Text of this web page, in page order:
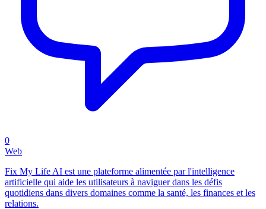
0
Web
Fix My Life AI est une plateforme alimentée par l'intelligence
artificielle qui aide les utilisateurs à naviguer dans les défis
quotidiens dans divers domaines comme la santé, les finances et les
relations.